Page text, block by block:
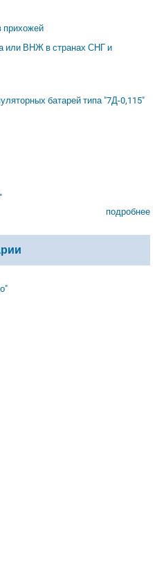
прихожей
или ВНЖ в странах СНГ и
батарей типа "7Д-0,115"
подробнее